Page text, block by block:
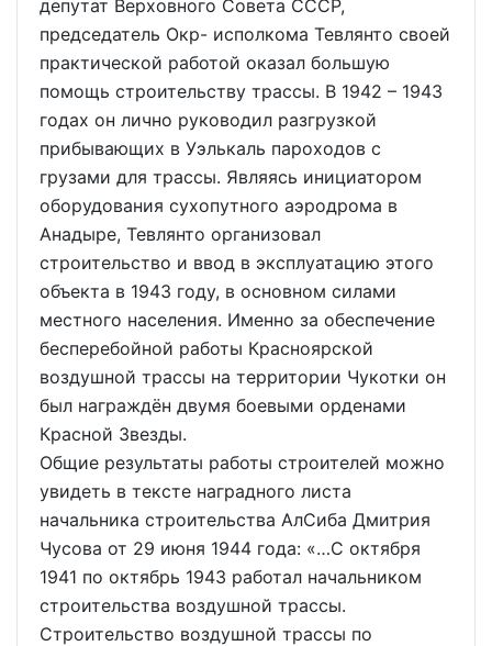
депутат Верховного Совета СССР,
председатель Окр- исполкома Тевлянто своей
практической работой оказал большую
помощь строительству трассы. В 1942 – 1943
годах он лично руководил разгрузкой
прибывающих в Уэлькаль пароходов с
грузами для трассы. Являясь инициатором
оборудования сухопутного аэродрома в
Анадыре, Тевлянто организовал
строительство и ввод в эксплуатацию этого
объекта в 1943 году, в основном силами
местного населения. Именно за обеспечение
бесперебойной работы Красноярской
воздушной трассы на территории Чукотки он
был награждён двумя боевыми орденами
Красной Звезды.
Общие результаты работы строителей можно
увидеть в тексте наградного листа
начальника строительства АлСиба Дмитрия
Чусова от 29 июня 1944 года: «…С октября
1941 по октябрь 1943 работал начальником
строительства воздушной трассы.
Строительство воздушной трассы по